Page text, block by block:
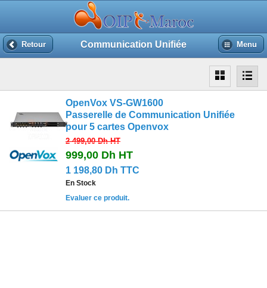
Retour Communication Unifiée Menu
OpenVox VS-GW1600
Passerelle de Communication Unifiée
pour 5 cartes Openvox
2 499,00 DhHT
999,00 Dh HT
1 198,80 Dh TTC
En Stock
Evaluer ce produit.